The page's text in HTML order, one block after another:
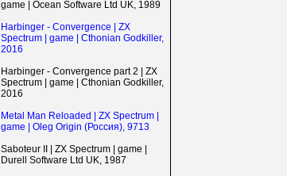
game | Ocean Software Ltd UK, 1989
Harbinger - Convergence | ZX
Spectrum | game | Cthonian Godkiller,
2016
Harbinger - Convergence part 2 | ZX
Spectrum | game | Cthonian Godkiller,
2016
Metal Man Reloaded | ZX Spectrum |
game | Oleg Origin (Россия), 9713
Saboteur II | ZX Spectrum | game |
Durell Software Ltd UK, 1987